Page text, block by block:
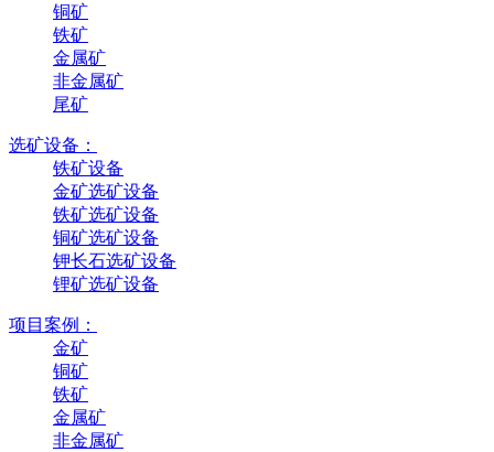
铜矿
铁矿
金属矿
非金属矿
尾矿
选矿设备：
铁矿设备
金矿选矿设备
铁矿选矿设备
铜矿选矿设备
钾长石选矿设备
锂矿选矿设备
项目案例：
金矿
铜矿
铁矿
金属矿
非金属矿